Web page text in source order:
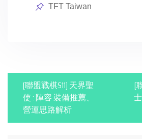
Posted
TFT Taiwan
s
[聯盟戰棋S11] 天界聖
使 : 陣容 裝備推薦、
營運思路解析
[